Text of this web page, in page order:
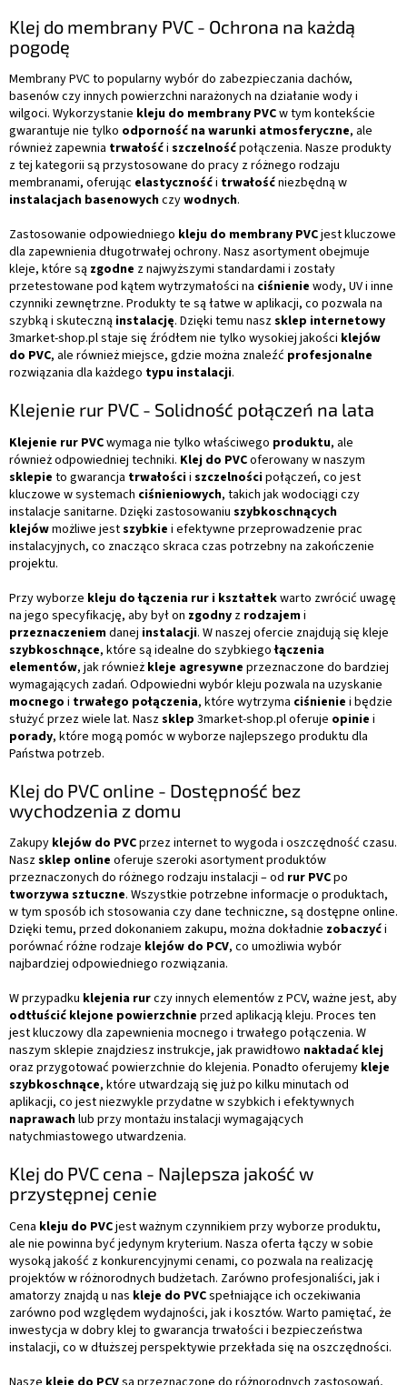
Klej do membrany PVC - Ochrona na każdą
pogodę
Membrany PVC to popularny wybór do zabezpieczania dachów,
basenów czy innych powierzchni narażonych na działanie wody i
wilgoci. Wykorzystanie kleju do membrany PVCw tym kontekście
gwarantuje nie tylko odporność na warunki atmosferyczne, ale
również zapewnia trwałośći szczelnośćpołączenia. Nasze produkty
z tej kategorii są przystosowane do pracy z różnego rodzaju
membranami, oferując elastycznośći trwałośćniezbędną w
instalacjach basenowychczywodnych.
Zastosowanie odpowiedniego kleju do membrany PVCjest kluczowe
dla zapewnienia długotrwałej ochrony. Nasz asortyment obejmuje
kleje, które są zgodne z najwyższymi standardami i zostały
przetestowane pod kątem wytrzymałości na ciśnienie wody, UV i inne
czynniki zewnętrzne. Produkty te są łatwe w aplikacji, co pozwala na
szybką i skuteczną instalację. Dzięki temu naszsklep internetowy
3market-shop.pl staje się źródłem nie tylko wysokiej jakości klejów
do PVC, ale również miejsce, gdzie można znaleźć profesjonalne
rozwiązania dla każdego typu instalacji.
Klejenie rur PVC - Solidność połączeń na lata
Klejenie rur PVCwymaga nie tylko właściwego produktu, ale
również odpowiedniej techniki. Klej do PVCoferowany w naszym
sklepie to gwarancja trwałościi szczelnościpołączeń, co jest
kluczowe w systemach ciśnieniowych, takich jak wodociągi czy
instalacje sanitarne. Dzięki zastosowaniu szybkoschnących
klejówmożliwe jestszybkie i efektywne przeprowadzenie prac
instalacyjnych, co znacząco skraca czas potrzebny na zakończenie
projektu.
Przy wyborze kleju do łączenia rur i kształtekwarto zwrócić uwagę
na jego specyfikację, aby był on zgodny z rodzajemi
przeznaczeniemdanej instalacji. W naszej ofercie znajdują się kleje
szybkoschnące, które są idealne do szybkiegołączenia
elementów, jak również kleje agresywne przeznaczone do bardziej
wymagających zadań. Odpowiedni wybór kleju pozwala na uzyskanie
mocnego i trwałego połączenia, które wytrzyma ciśnienie i będzie
służyć przez wiele lat. Naszsklep 3market-shop.pl oferuje opinie i
porady, które mogą pomóc w wyborze najlepszego produktu dla
Państwa potrzeb.
Klej do PVC online - Dostępność bez
wychodzenia z domu
Zakupy klejów do PVCprzez internet to wygoda i oszczędność czasu.
Naszsklep online oferuje szeroki asortyment produktów
przeznaczonych do różnego rodzaju instalacji – od rur PVCpo
tworzywa sztuczne. Wszystkie potrzebne informacje o produktach,
w tym sposób ich stosowania czy dane techniczne, są dostępne online.
Dzięki temu, przed dokonaniem zakupu, można dokładnie zobaczyći
porównać różne rodzaje klejów do PCV, co umożliwia wybór
najbardziej odpowiedniego rozwiązania.
W przypadku klejenia rurczy innych elementów z PCV, ważne jest, aby
odtłuścić klejone powierzchnie przed aplikacją kleju. Proces ten
jest kluczowy dla zapewnienia mocnego i trwałego połączenia. W
naszym sklepie znajdziesz instrukcje, jak prawidłowo nakładać klej
oraz przygotować powierzchnie do klejenia. Ponadto oferujemy kleje
szybkoschnące, które utwardzają się już po kilku minutach od
aplikacji, co jest niezwykle przydatne w szybkich i efektywnych
naprawachlub przy montażu instalacji wymagających
natychmiastowego utwardzenia.
Klej do PVC cena - Najlepsza jakość w
przystępnej cenie
Cena kleju do PVCjest ważnym czynnikiem przy wyborze produktu,
ale nie powinna być jedynym kryterium. Nasza oferta łączy w sobie
wysoką jakość z konkurencyjnymi cenami, co pozwala na realizację
projektów w różnorodnych budżetach. Zarówno profesjonaliści, jak i
amatorzy znajdą u nas kleje do PVCspełniające ich oczekiwania
zarówno pod względem wydajności, jak i kosztów. Warto pamiętać, że
inwestycja w dobry klej to gwarancja trwałości i bezpieczeństwa
instalacji, co w dłuższej perspektywie przekłada się na oszczędności.